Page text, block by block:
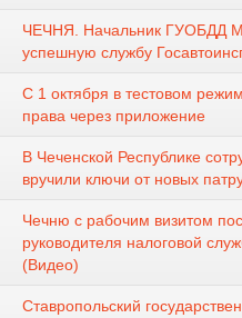
ЧЕЧНЯ. Начальник ГУОБДД
успешную службу
С 1 октября в тестовом
права через приложение
В Чеченской Республике
вручили ключи от новых
Чечню с рабочим визитом
руководителя налоговой
(Видео)
Ставропольский